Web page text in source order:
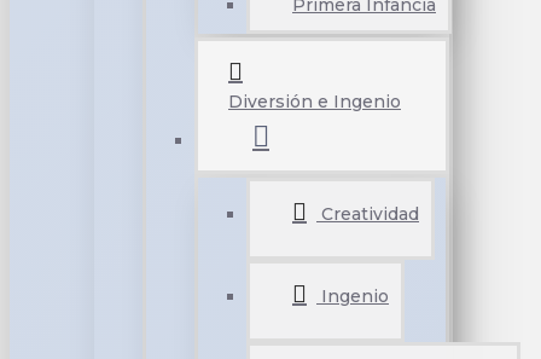
Primera Infancia
Diversión e Ingenio
Creatividad
Ingenio